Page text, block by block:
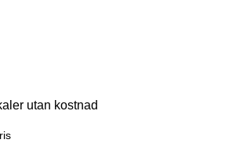
utan kostnad